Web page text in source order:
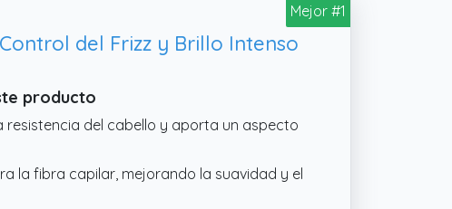
Mejor #1
del Frizz y Brillo Intenso
producto
del cabello y aporta un aspecto
la fibra capilar, mejorando la suavidad y el